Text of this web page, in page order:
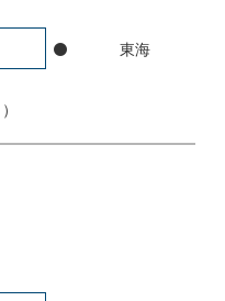
東海